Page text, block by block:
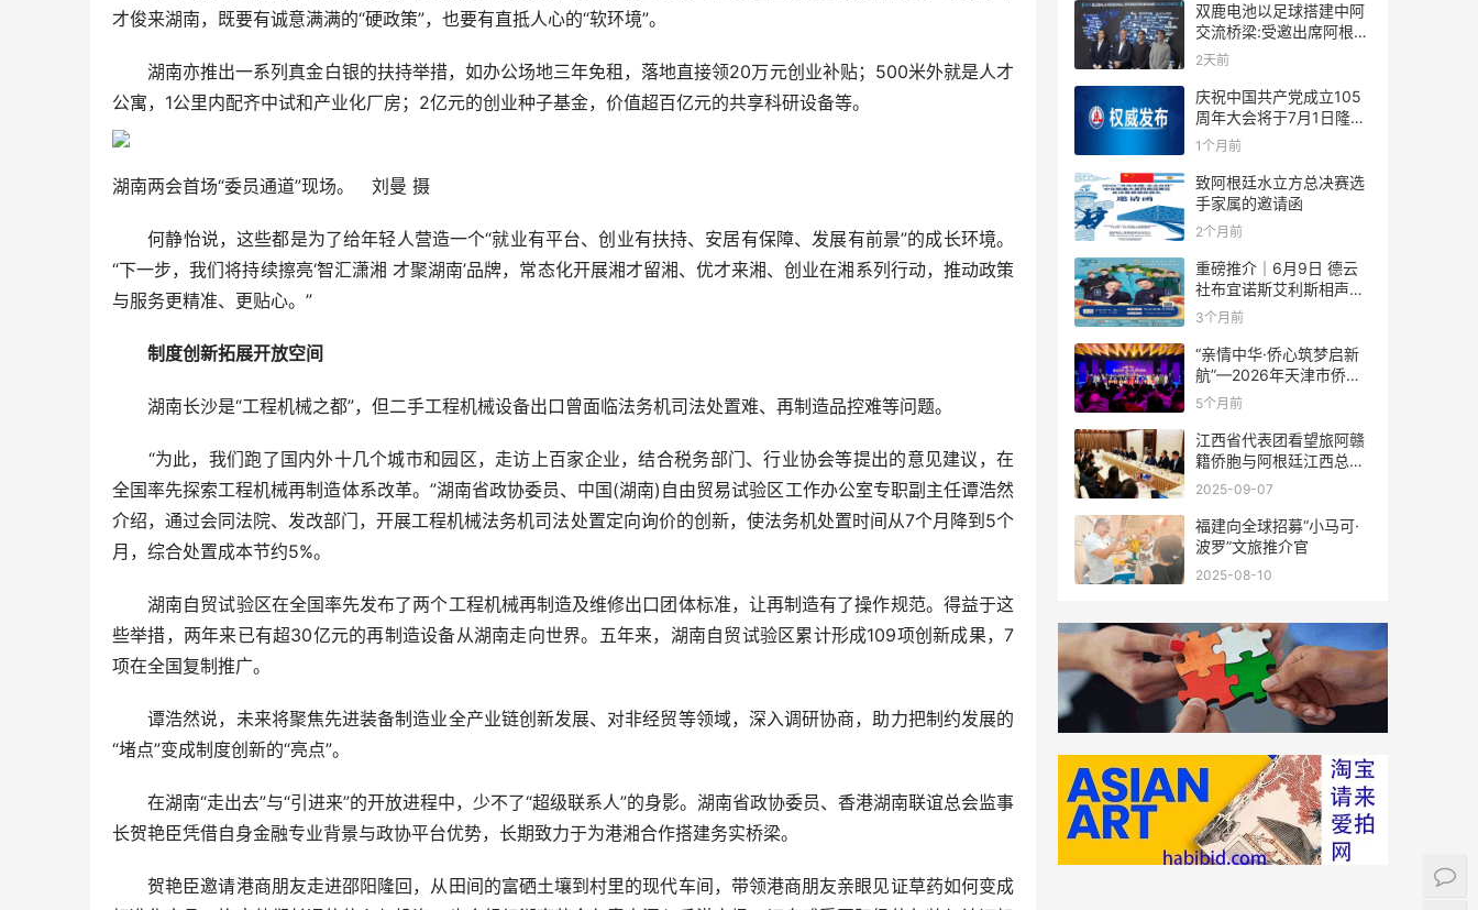
才俊来湖南，既要有诚意满满的“硬政策”，也要有直抵人心的“软环境”。
湖南亦推出一系列真金白银的扶持举措，如办公场地三年免租，落地直接领20万元创业补贴；500米外就是人才
公寓，1公里内配齐中试和产业化厂房；2亿元的创业种子基金，价值超百亿元的共享科研设备等。
湖南两会首场“委员通道”现场。 刘曼 摄
何静怡说，这些都是为了给年轻人营造一个“就业有平台、创业有扶持、安居有保障、发展有前景”的成长环境。
“下一步，我们将持续擦亮‘智汇潇湘 才聚湖南’品牌，常态化开展湘才留湘、优才来湘、创业在湘系列行动，推动政策
与服务更精准、更贴心。”
制度创新拓展开放空间
湖南长沙是“工程机械之都”，但二手工程机械设备出口曾面临法务机司法处置难、再制造品控难等问题。
“为此，我们跑了国内外十几个城市和园区，走访上百家企业，结合税务部门、行业协会等提出的意见建议，在
全国率先探索工程机械再制造体系改革。”湖南省政协委员、中国(湖南)自由贸易试验区工作办公室专职副主任谭浩然
介绍，通过会同法院、发改部门，开展工程机械法务机司法处置定向询价的创新，使法务机处置时间从7个月降到5个
月，综合处置成本节约5%。
湖南自贸试验区在全国率先发布了两个工程机械再制造及维修出口团体标准，让再制造有了操作规范。得益于这
些举措，两年来已有超30亿元的再制造设备从湖南走向世界。五年来，湖南自贸试验区累计形成109项创新成果，7
项在全国复制推广。
谭浩然说，未来将聚焦先进装备制造业全产业链创新发展、对非经贸等领域，深入调研协商，助力把制约发展的
“堵点”变成制度创新的“亮点”。
在湖南“走出去”与“引进来”的开放进程中，少不了“超级联系人”的身影。湖南省政协委员、香港湖南联谊总会监事
长贺艳臣凭借自身金融专业背景与政协平台优势，长期致力于为港湘合作搭建务实桥梁。
贺艳臣邀请港商朋友走进邵阳隆回，从田间的富硒土壤到村里的现代车间，带领港商朋友亲眼见证草药如何变成
双鹿电池以足球搭建中阿
交流桥梁:受邀出席阿根廷
足协赞助商招待会！
2天前
庆祝中国共产党成立105
周年大会将于7月1日隆重
举行
1个月前
致阿根廷水立方总决赛选
手家属的邀请函
2个月前
重磅推介｜6月9日 德云
社布宜诺斯艾利斯相声专
场！国风曲艺邂逅南美风
结！
3个月前
“亲情中华·侨心筑梦启新
航”—2026年天津市侨界
新春联谊活动成功举办
5个月前
江西省代表团看望旅阿赣
籍侨胞与阿根廷江西总商
会座谈
2025-09-07
福建向全球招募“小马可·
波罗”文旅推介官
2025-08-10